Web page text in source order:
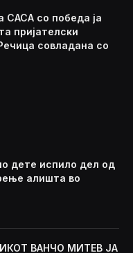
со победа ја
пријателски
совладана со
дете испило дел од
алишта во
ВАНЧО МИТЕВ ЈА